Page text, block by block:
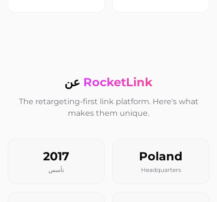
عن RocketLink
The retargeting-first link platform. Here's what
makes them unique.
2017
تأسس
Poland
Headquarters